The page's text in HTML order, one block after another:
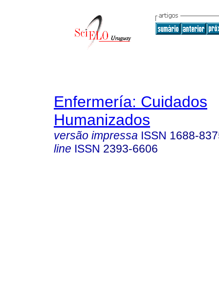
Enfermería: Cuidados
Humanizados
versão impressa ISSN 1688-
line ISSN 2393-6606